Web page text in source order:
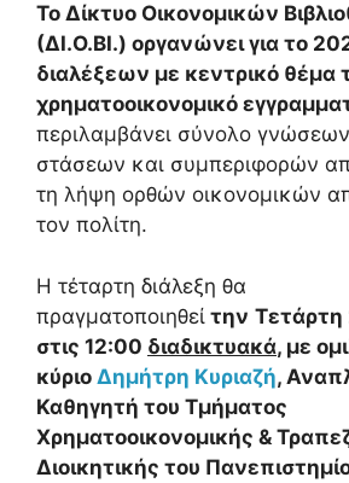
Το Δίκτυο Οικονομικών
(ΔΙ.Ο.ΒΙ.) οργανώνει για το
διαλέξεων με κεντρικό θέμα
χρηματοοικονομικό
περιλαμβάνει σύνολο
στάσεων και συμπεριφορών
τη λήψη ορθών οικονομικών
τον πολίτη.
Η τέταρτη διάλεξη θα
πραγματοποιηθεί την Τετάρτη
στις 12:00 διαδικτυακά, με
κύριο Δημήτρη Κυριαζή,
Καθηγητή του Τμήματος
Χρηματοοικονομικής &
Διοικητικής του